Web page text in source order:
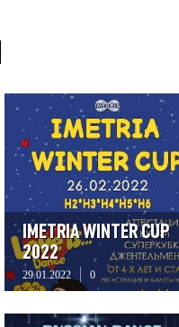
IMETRIA WINTER CUP
2022
29.01.2022 0